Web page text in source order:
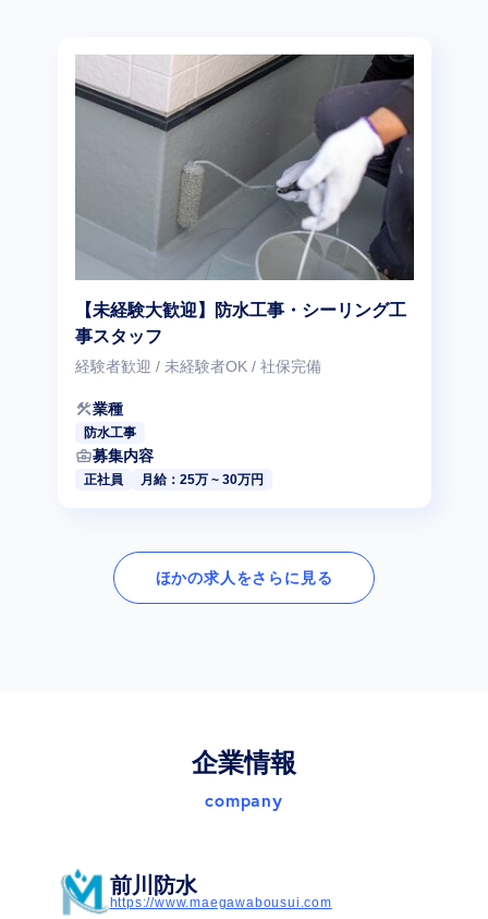
【未経験大歓迎】防水工事・シーリング工
事スタッフ
経験者歓迎 / 未経験者OK / 社保完備
construction業種
防水工事
business_center募集内容
正社員 月給：25万 ~ 30万円
ほかの求人をさらに見る
企業情報
company
前川防水
https://www.maegawabousui.com